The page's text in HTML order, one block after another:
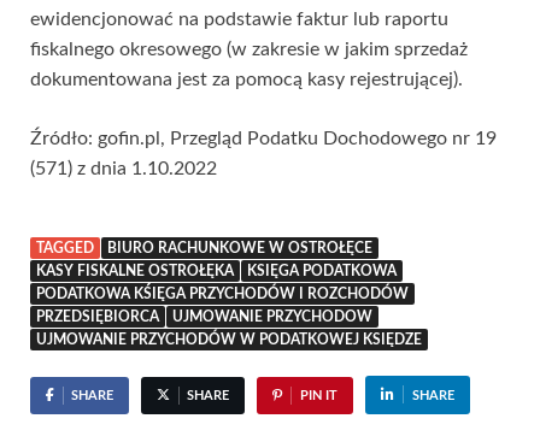
ewidencjonować na podstawie faktur lub raportu
fiskalnego okresowego (w zakresie w jakim sprzedaż
dokumentowana jest za pomocą kasy rejestrującej).
Źródło: gofin.pl, Przegląd Podatku Dochodowego nr 19
(571) z dnia 1.10.2022
TAGGED
BIURO RACHUNKOWE W OSTROŁĘCE
KASY FISKALNE OSTROŁĘKA
KSIĘGA PODATKOWA
PODATKOWA KŚIĘGA PRZYCHODÓW I ROZCHODÓW
PRZEDSIĘBIORCA
UJMOWANIE PRZYCHODOW
UJMOWANIE PRZYCHODÓW W PODATKOWEJ KSIĘDZE
SHARE SHARE PIN IT SHARE